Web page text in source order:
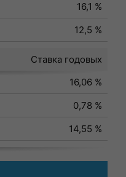
16,1 %
12,5 %
Ставка годовых
16,06 %
0,78 %
14,55 %